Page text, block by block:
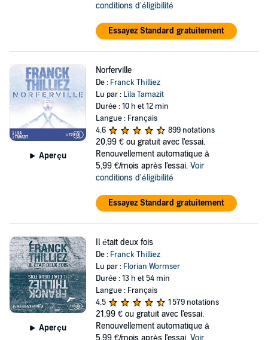
conditions d'éligibilité
Essayez Standard gratuitement
Aperçu
Norferville
De : Franck Thilliez
Lu par : Lila Tamazit
Durée : 10 h et 12 min
Langue : Français
4,6
899 notations
20,99 € ou gratuit avec l'essai.
Renouvellement automatique à
5,99 €/mois après l'essai. Voir
conditions d'éligibilité
Essayez Standard gratuitement
Aperçu
Il était deux fois
De : Franck Thilliez
Lu par : Florian Wormser
Durée : 13 h et 54 min
Langue : Français
4,5
1 579 notations
21,99 € ou gratuit avec l'essai.
Renouvellement automatique à
5,99 €/mois après l'essai. Voir